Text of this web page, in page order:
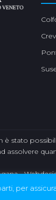
è stato
assolvere
-
per